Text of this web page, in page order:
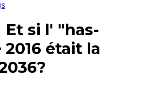
Et si l' "has-
était la